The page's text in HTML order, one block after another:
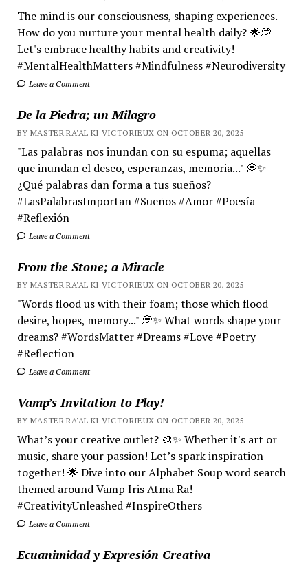
The mind is our consciousness, shaping experiences.
How do you nurture your mental health daily? 🌟💭
Let's embrace healthy habits and creativity!
#MentalHealthMatters #Mindfulness #Neurodiversity
Leave a Comment
De la Piedra; un Milagro
BY MASTER RA'AL KI VICTORIEUX ON OCTOBER 20, 2025
"Las palabras nos inundan con su espuma; aquellas
que inundan el deseo, esperanzas, memoria..." 💭✨
¿Qué palabras dan forma a tus sueños?
#LasPalabrasImportan #Sueños #Amor #Poesía
#Reflexión
Leave a Comment
From the Stone; a Miracle
BY MASTER RA'AL KI VICTORIEUX ON OCTOBER 20, 2025
"Words flood us with their foam; those which flood
desire, hopes, memory..." 💭✨ What words shape your
dreams? #WordsMatter #Dreams #Love #Poetry
#Reflection
Leave a Comment
Vamp’s Invitation to Play!
BY MASTER RA'AL KI VICTORIEUX ON OCTOBER 20, 2025
What’s your creative outlet? 🎨✨ Whether it's art or
music, share your passion! Let’s spark inspiration
together! 🌟 Dive into our Alphabet Soup word search
themed around Vamp Iris Atma Ra!
#CreativityUnleashed #InspireOthers
Leave a Comment
Ecuanimidad y Expresión Creativa